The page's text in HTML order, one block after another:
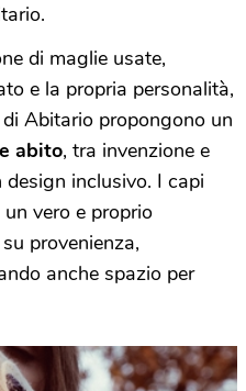
di maglie usate,
e la propria personalità,
Abitario propongono un
abito, tra invenzione e
inclusivo. I capi
vero e proprio
provenienza,
anche spazio per